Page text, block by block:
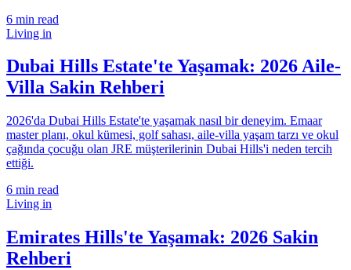
6 min read
Living in
Dubai Hills Estate'te Yaşamak: 2026 Aile-
Villa Sakin Rehberi
2026'da Dubai Hills Estate'te yaşamak nasıl bir deneyim. Emaar
master planı, okul kümesi, golf sahası, aile-villa yaşam tarzı ve okul
çağında çocuğu olan JRE müşterilerinin Dubai Hills'i neden tercih
ettiği.
6 min read
Living in
Emirates Hills'te Yaşamak: 2026 Sakin
Rehberi